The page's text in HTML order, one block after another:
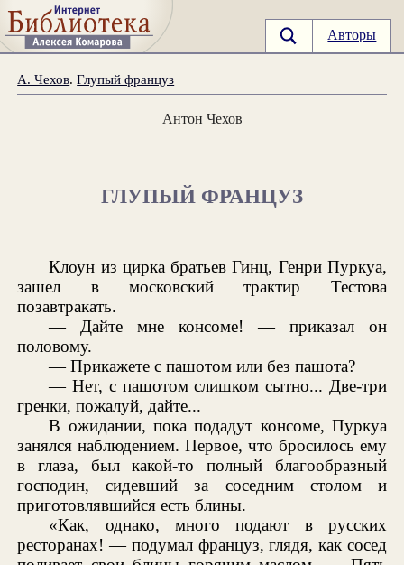
Авторы
А. Чехов.Глупый француз
Антон Чехов
ГЛУПЫЙ ФРАНЦУЗ
Клоун из цирка братьев Гинц, Генри Пуркуа,
зашел в московский трактир Тестова
позавтракать.
— Дайте мне консоме! — приказал он
половому.
— Прикажете с пашотом или без пашота?
— Нет, с пашотом слишком сытно... Две-три
гренки, пожалуй, дайте...
В ожидании, пока подадут консоме, Пуркуа
занялся наблюдением. Первое, что бросилось ему
в глаза, был какой-то полный благообразный
господин, сидевший за соседним столом и
приготовлявшийся есть блины.
«Как, однако, много подают в русских
ресторанах! — подумал француз, глядя, как сосед